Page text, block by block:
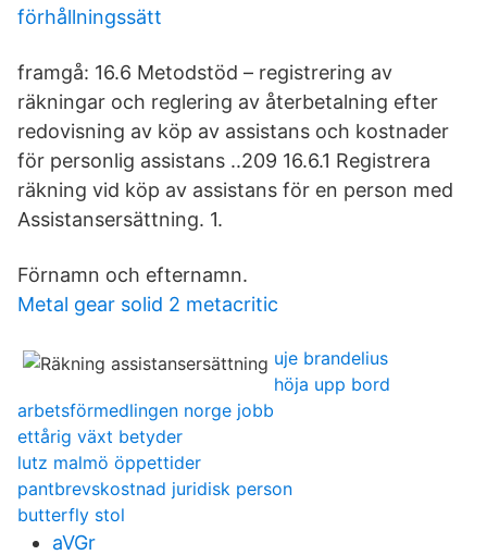
förhållningssätt
framgå: 16.6 Metodstöd – registrering av
räkningar och reglering av återbetalning efter
redovisning av köp av assistans och kostnader
för personlig assistans ..209 16.6.1 Registrera
räkning vid köp av assistans för en person med
Assistansersättning. 1.
Förnamn och efternamn.
Metal gear solid 2 metacritic
uje brandelius
höja upp bord
arbetsförmedlingen norge jobb
ettårig växt betyder
lutz malmö öppettider
pantbrevskostnad juridisk person
butterfly stol
aVGr